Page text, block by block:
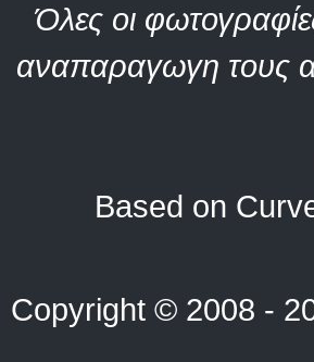
Όλες οι
αναπαραγωγη τους
Based on
Copyright © 2008 -